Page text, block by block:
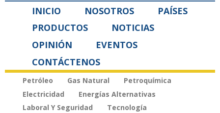
INICIO NOSOTROS
PAÍSES
PRODUCTOS
NOTICIAS
OPINIÓN
EVENTOS
CONTÁCTENOS
Petróleo Gas Natural
Petroquímica
Electricidad
Energías Alternativas
Laboral Y Seguridad
Tecnología